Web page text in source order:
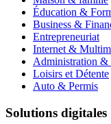
Éducation &
Business &
Entrepreneuriat
Internet &
Administration &
Loisirs et Détente
Auto & Permis
Solutions digitales